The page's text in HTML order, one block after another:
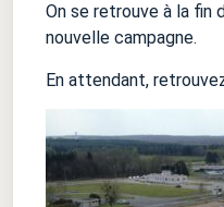
On se retrouve à la fin
nouvelle campagne.
En attendant,